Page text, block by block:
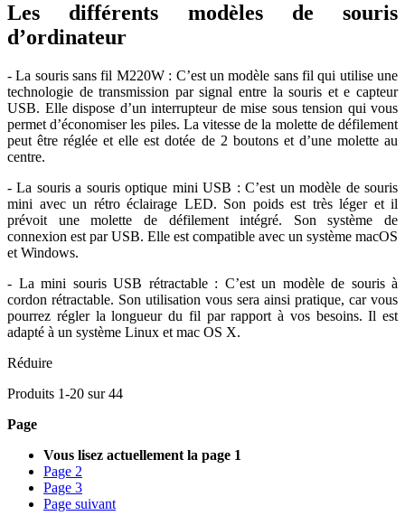
Les différents modèles de souris
d’ordinateur
- La souris sans fil M220W : C’est un modèle sans fil qui utilise une
technologie de transmission par signal entre la souris et e capteur
USB. Elle dispose d’un interrupteur de mise sous tension qui vous
permet d’économiser les piles. La vitesse de la molette de défilement
peut être réglée et elle est dotée de 2 boutons et d’une molette au
centre.
- La souris a souris optique mini USB : C’est un modèle de souris
mini avec un rétro éclairage LED. Son poids est très léger et il
prévoit une molette de défilement intégré. Son système de
connexion est par USB. Elle est compatible avec un système macOS
et Windows.
- La mini souris USB rétractable : C’est un modèle de souris à
cordon rétractable. Son utilisation vous sera ainsi pratique, car vous
pourrez régler la longueur du fil par rapport à vos besoins. Il est
adapté à un système Linux et mac OS X.
Réduire
Produits 1-20 sur44
Page
Vous lisez actuellement la page 1
Page 2
Page 3
Page suivant